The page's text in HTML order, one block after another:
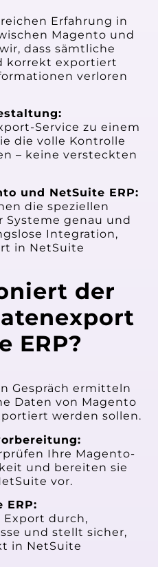
Erfahrung in
Magento und
dass sämtliche
korrekt exportiert
verloren
Service zu einem
die volle Kontrolle
– keine versteckten
und NetSuite ERP:
die speziellen
Systeme genau und
Integration,
in NetSuite
der
ERP?
Gespräch ermitteln
Daten von Magento
werden sollen.
Ihre Magento-
und bereiten sie
vor.
ERP:
Export durch,
und stellt sicher,
in NetSuite